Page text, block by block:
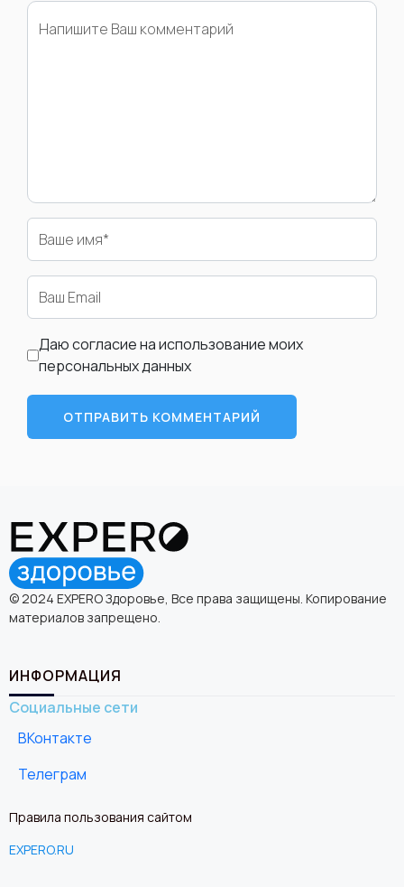
Комментарий
Ваше имя
Email
Даю согласие на использование моих
персональных данных
© 2024 EXPERO Здоровье, Все права защищены. Копирование
материалов запрещено.
ИНФОРМАЦИЯ
Социальные сети
ВКонтакте
Телеграм
Правила пользования сайтом
EXPERO.RU